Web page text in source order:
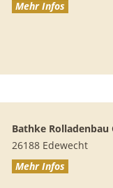
Mehr Infos
Bathke Rolladenbau
26188 Edewecht
Mehr Infos